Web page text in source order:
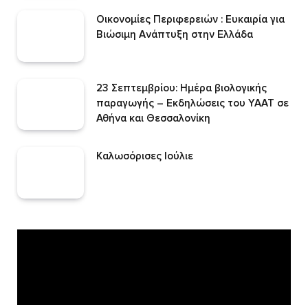
Οικονομίες Περιφερειών : Ευκαιρία για
Βιώσιμη Ανάπτυξη στην Ελλάδα
23 Σεπτεμβρίου: Ημέρα βιολογικής
παραγωγής – Εκδηλώσεις του ΥΑΑΤ σε
Αθήνα και Θεσσαλονίκη
Καλωσόρισες Ιούλιε